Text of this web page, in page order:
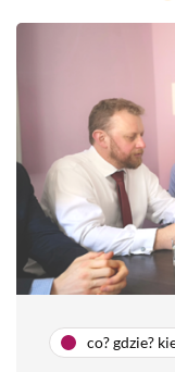
co? gdzie?